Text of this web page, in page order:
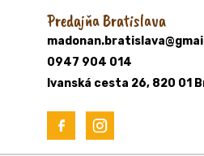
Predajňa Bratislava
0947 904 014
Ivanská cesta 26, 820 01